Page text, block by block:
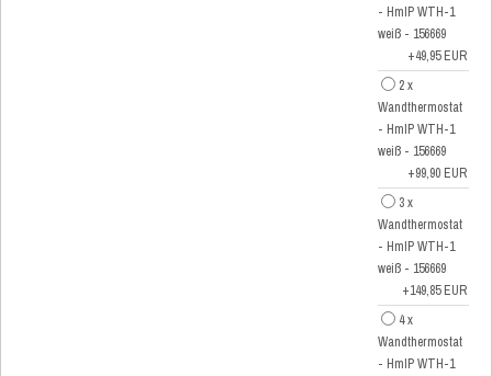
- HmIP WTH-1
weiß - 156669
+49,95 EUR
2 x
Wandthermostat
- HmIP WTH-1
weiß - 156669
+99,90 EUR
3 x
Wandthermostat
- HmIP WTH-1
weiß - 156669
+149,85 EUR
4 x
Wandthermostat
- HmIP WTH-1